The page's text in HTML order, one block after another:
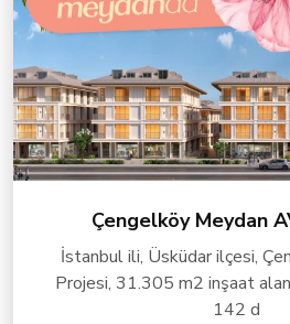
Çengelköy Meydan
İstanbul ili, Üsküdar ilçesi,
Projesi, 31.305 m2 inşaat
142 d